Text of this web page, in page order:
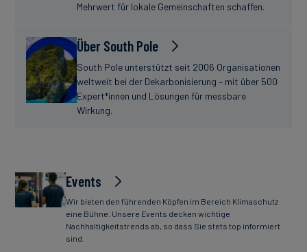
Mehrwert für lokale Gemeinschaften schaffen.
Über South Pole
South Pole unterstützt seit 2006 Organisationen
weltweit bei der Dekarbonisierung – mit über 500
Expert*innen und Lösungen für messbare
Wirkung.
Events
Wir bieten den führenden Köpfen im Bereich Klimaschutz
eine Bühne. Unsere Events decken wichtige
Nachhaltigkeitstrends ab, so dass Sie stets top informiert
sind.